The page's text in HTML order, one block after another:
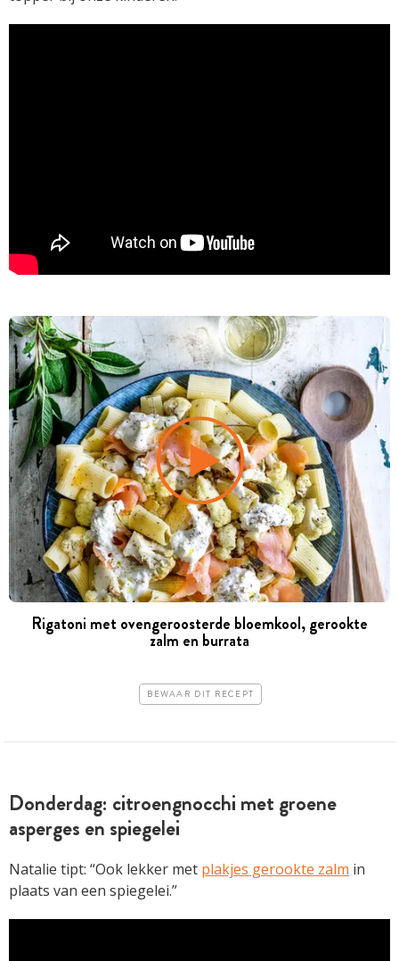
Rigatoni met ovengeroosterde bloemkool, gerookte
zalm en burrata
BEWAAR DIT RECEPT
Donderdag: citroengnocchi met groene
asperges en spiegelei
Natalie tipt: “Ook lekker met plakjes gerookte zalm in
plaats van een spiegelei.”